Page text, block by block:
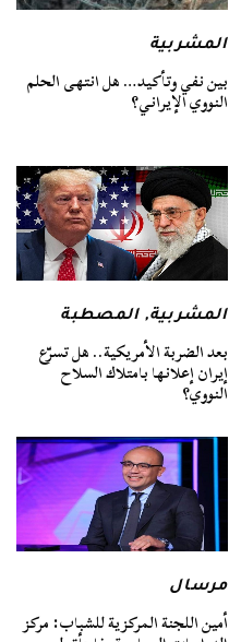
المشربية
بين نفي وتأكيد… هل انتهى الحلم
النووي الإيراني؟
المشربية,المصطبة
بعد الضربة الأمريكية.. هل تسرّع
إيران إعلانها بامتلاك السلاح
النووي؟
مرسال
أمين اللجنة المركزية للشباب: مركز